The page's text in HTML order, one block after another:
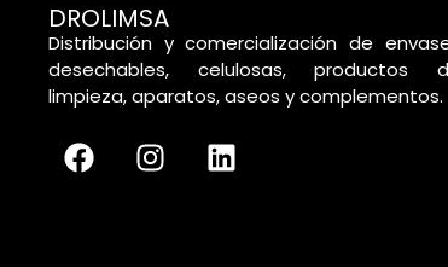
DROLIMSA
Distribución y comercialización de
desechables, celulosas, productos
limpieza, aparatos, aseos y complementos.